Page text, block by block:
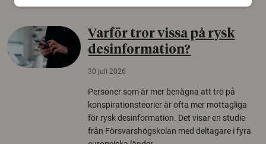
Varför tror vissa på rysk
desinformation?
30 juli 2026
Personer som är mer benägna att tro på
konspirationsteorier är ofta mer mottagliga
för rysk desinformation. Det visar en studie
från Försvarshögskolan med deltagare i fyra